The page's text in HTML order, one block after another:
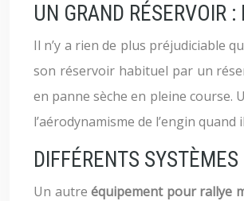
UN GRAND RÉSERVOIR
Il n’y a rien de plus préjudiciable
son réservoir habituel par un
en panne sèche en pleine
l’aérodynamisme de l’engin
DIFFÉRENTS
Un autre équipement pour rallye